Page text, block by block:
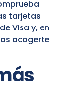
tarjetas
Visa y, en
acogerte